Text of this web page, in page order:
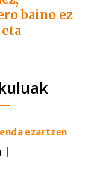
baino ez
ezartzen
|